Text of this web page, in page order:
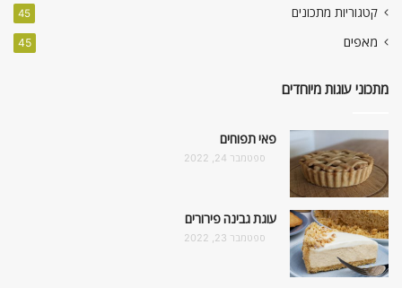
קטגוריות מתכונים 45
מאפים 45
מתכוני עוגות מיוחדים
פאי תפוחים
ספטמבר 24, 2022
עוגת גבינה פירורים
ספטמבר 23, 2022